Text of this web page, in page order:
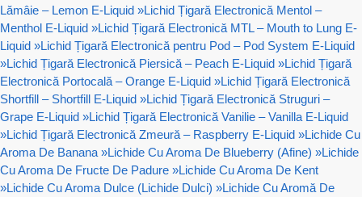
Lămâie – Lemon E-Liquid »Lichid Țigară Electronică Mentol –
Menthol E-Liquid »Lichid Țigară Electronică MTL – Mouth to Lung E-
Liquid »Lichid Țigară Electronică pentru Pod – Pod System E-Liquid
»Lichid Țigară Electronică Piersică – Peach E-Liquid »Lichid Țigară
Electronică Portocală – Orange E-Liquid »Lichid Țigară Electronică
Shortfill – Shortfill E-Liquid »Lichid Țigară Electronică Struguri –
Grape E-Liquid »Lichid Țigară Electronică Vanilie – Vanilla E-Liquid
»Lichid Țigară Electronică Zmeură – Raspberry E-Liquid »Lichide Cu
Aroma De Banana »Lichide Cu Aroma De Blueberry (Afine) »Lichide
Cu Aroma De Fructe De Padure »Lichide Cu Aroma De Kent
»Lichide Cu Aroma Dulce (Lichide Dulci) »Lichide Cu Aromă De